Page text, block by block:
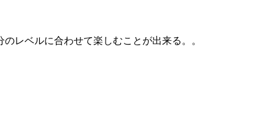
レベルに合わせて楽しむことが出来る。。